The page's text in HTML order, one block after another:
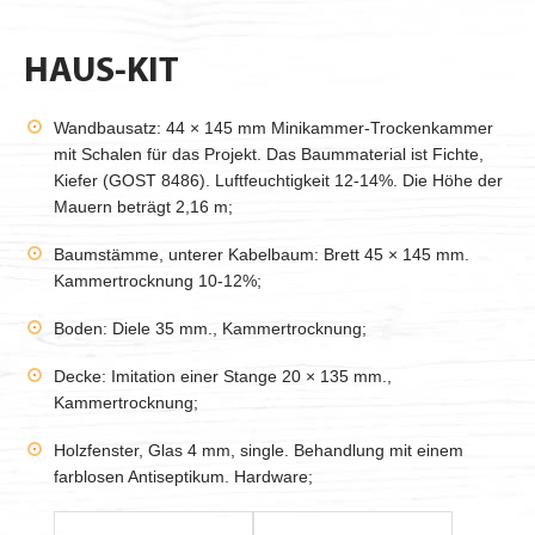
HAUS-KIT
Wandbausatz: 44 × 145 mm Minikammer-Trockenkammer
mit Schalen für das Projekt. Das Baummaterial ist Fichte,
Kiefer (GOST 8486). Luftfeuchtigkeit 12-14%. Die Höhe der
Mauern beträgt 2,16 m;
Baumstämme, unterer Kabelbaum: Brett 45 × 145 mm.
Kammertrocknung 10-12%;
Boden: Diele 35 mm., Kammertrocknung;
Decke: Imitation einer Stange 20 × 135 mm.,
Kammertrocknung;
Holzfenster, Glas 4 mm, single. Behandlung mit einem
farblosen Antiseptikum. Hardware;